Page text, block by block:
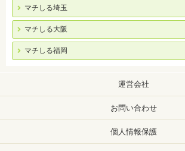
マチしる埼玉
マチしる大阪
マチしる福岡
運営会社
お問い合わせ
個人情報保護